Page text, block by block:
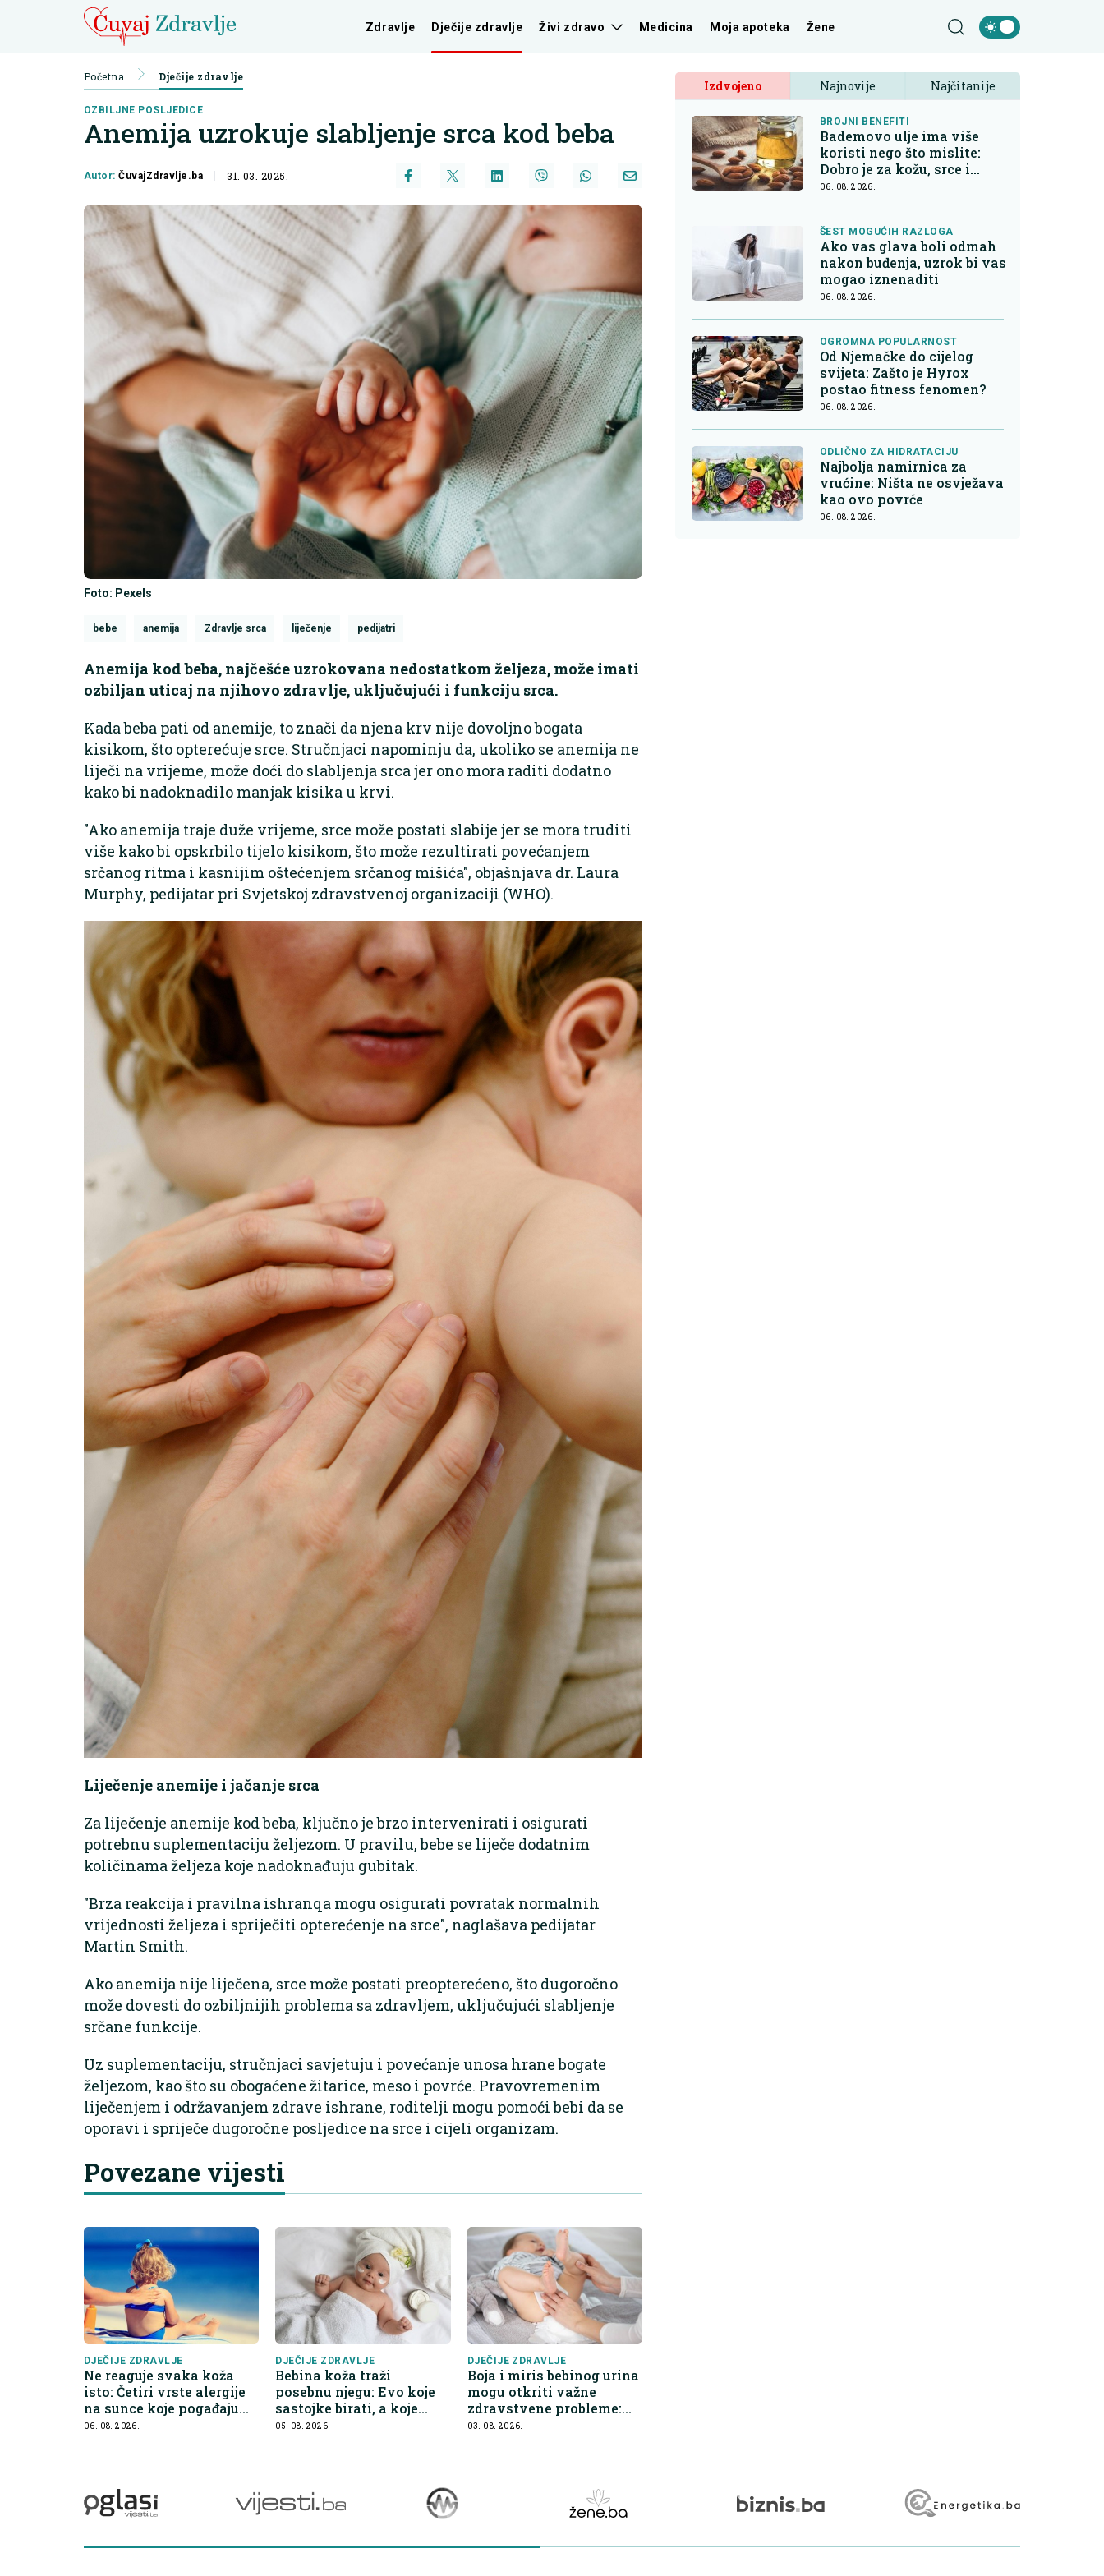
Zdravlje Dječije zdravlje Živi zdravo Medicina Moja apoteka Žene
Početna Dječije zdravlje
OZBILJNE POSLJEDICE
Anemija uzrokuje slabljenje srca kod beba
Autor:ČuvajZdravlje.ba 31. 03. 2025.
Foto: Pexels
bebe anemija Zdravlje srca liječenje pedijatri
Anemija kod beba, najčešće uzrokovana nedostatkom željeza, može imati
ozbiljan uticaj na njihovo zdravlje, uključujući i funkciju srca.
Kada beba pati od anemije, to znači da njena krv nije dovoljno bogata
kisikom, što opterećuje srce. Stručnjaci napominju da, ukoliko se anemija ne
liječi na vrijeme, može doći do slabljenja srca jer ono mora raditi dodatno
kako bi nadoknadilo manjak kisika u krvi.
"Ako anemija traje duže vrijeme, srce može postati slabije jer se mora truditi
više kako bi opskrbilo tijelo kisikom, što može rezultirati povećanjem
srčanog ritma i kasnijim oštećenjem srčanog mišića", objašnjava dr. Laura
Murphy, pedijatar pri Svjetskoj zdravstvenoj organizaciji (WHO).
Liječenje anemije i jačanje srca
Za liječenje anemije kod beba, ključno je brzo intervenirati i osigurati
potrebnu suplementaciju željezom. U pravilu, bebe se liječe dodatnim
količinama željeza koje nadoknađuju gubitak.
"Brza reakcija i pravilna ishranqa mogu osigurati povratak normalnih
vrijednosti željeza i spriječiti opterećenje na srce", naglašava pedijatar
Martin Smith.
Ako anemija nije liječena, srce može postati preopterećeno, što dugoročno
može dovesti do ozbiljnijih problema sa zdravljem, uključujući slabljenje
srčane funkcije.
Uz suplementaciju, stručnjaci savjetuju i povećanje unosa hrane bogate
željezom, kao što su obogaćene žitarice, meso i povrće. Pravovremenim
liječenjem i održavanjem zdrave ishrane, roditelji mogu pomoći bebi da se
oporavi i spriječe dugoročne posljedice na srce i cijeli organizam.
Povezane vijesti
DJEČIJE ZDRAVLJE
Ne reaguje svaka koža
isto: Četiri vrste alergije
na sunce koje pogađaju
djecu
06. 08. 2026.
DJEČIJE ZDRAVLJE
Bebina koža traži
posebnu njegu: Evo koje
sastojke birati, a koje
preskočiti
05. 08. 2026.
DJEČIJE ZDRAVLJE
Boja i miris bebinog urina
mogu otkriti važne
zdravstvene probleme:
Evo na šta roditelji
03. 08. 2026.
Izdvojeno Najnovije Najčitanije
BROJNI BENEFITI
Bademovo ulje ima više
koristi nego što mislite:
Dobro je za kožu, srce i
kontrolu apetita
06. 08. 2026.
ŠEST MOGUĆIH RAZLOGA
Ako vas glava boli odmah
nakon buđenja, uzrok bi vas
mogao iznenaditi
06. 08. 2026.
OGROMNA POPULARNOST
Od Njemačke do cijelog
svijeta: Zašto je Hyrox
postao fitness fenomen?
06. 08. 2026.
ODLIČNO ZA HIDRATACIJU
Najbolja namirnica za
vrućine: Ništa ne osvježava
kao ovo povrće
06. 08. 2026.